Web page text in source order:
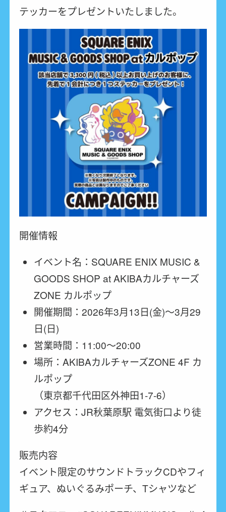
テッカーをプレゼントいたしました。
開催情報
イベント名：SQUARE ENIX MUSIC &
GOODS SHOP at AKIBAカルチャーズ
ZONE カルポップ
開催期間：2026年3月13日(金)～3月29
日(日)
営業時間 ：11:00～20:00
場所：AKIBAカルチャーズZONE 4F カ
ルポップ
（東京都千代田区外神田1-7-6）
アクセス ：JR秋葉原駅 電気街口より徒
歩約4分
販売内容
イベント限定のサウンドトラックCDやフィ
ギュア、ぬいぐるみポーチ、Tシャツなど